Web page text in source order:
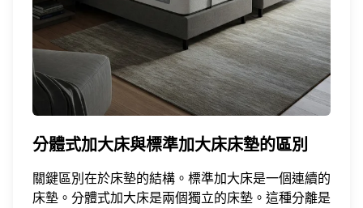
分體式加大床與標準加大床床墊的區別
關鍵區別在於床墊的結構。標準加大床是一個連續的
床墊。分體式加大床是兩個獨立的床墊。這種分離是